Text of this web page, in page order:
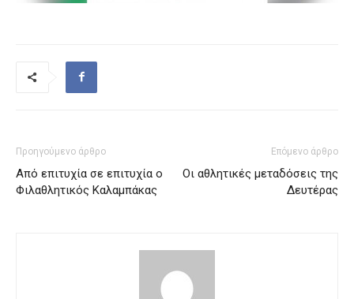
Προηγούμενο άρθρο
Από επιτυχία σε επιτυχία ο
Φιλαθλητικός Καλαμπάκας
Επόμενο άρθρο
Οι αθλητικές μεταδόσεις της
Δευτέρας